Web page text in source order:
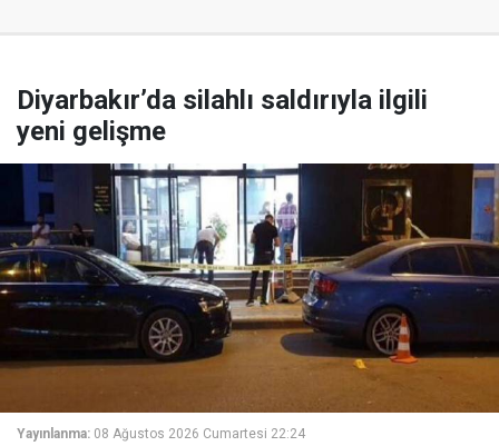
Diyarbakır’da silahlı saldırıyla ilgili
yeni gelişme
Yayınlanma: 08 Ağustos 2026 Cumartesi 22:24